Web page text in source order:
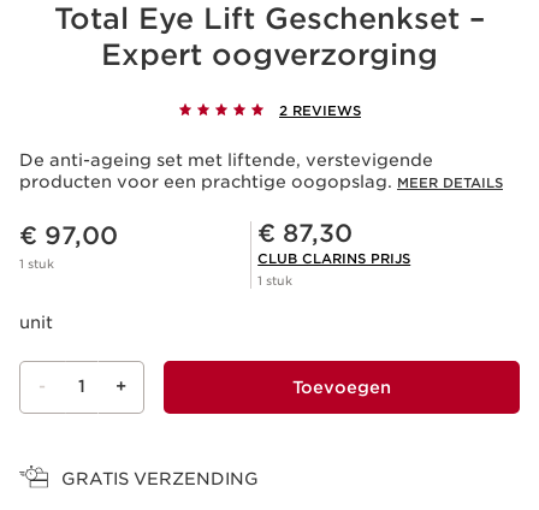
Total Eye Lift Geschenkset –
Expert oogverzorging
2 REVIEWS
De anti-ageing set met liftende, verstevigende
producten voor een prachtige oogopslag. MEER DETAILS
Dit is nu de prijs € 97,00
€ 97,00
1 stuk
Club Clarins Prijs € 87,30
€ 87,30
CLUB CLARINS PRIJS
1 stuk
unit
- 1 + Toevoegen
GRATIS VERZENDING